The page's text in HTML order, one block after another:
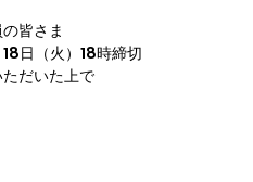
皆さま
日（火）18時締切
だいた上で